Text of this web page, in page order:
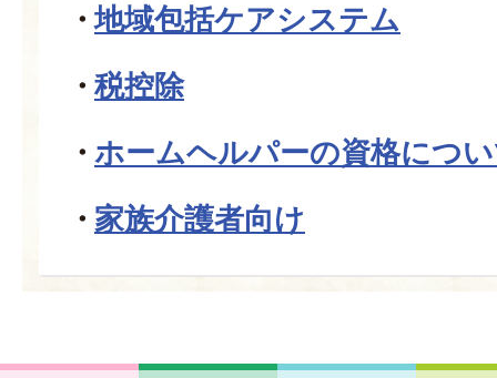
地域包括ケアシステム
税控除
ホームヘルパーの資格につ
家族介護者向け